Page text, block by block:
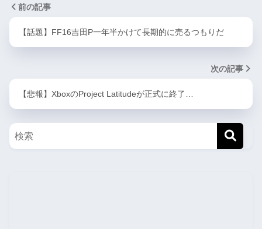
前の記事
【話題】FF16吉田P一年半かけて長期的に売るつもりだ
次の記事
【悲報】XboxのProject Latitudeが正式に終了…